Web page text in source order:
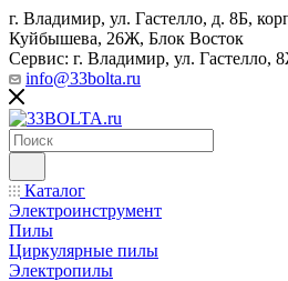
г. Владимир, ул. Гастелло, д. 8Б,
Куйбышева, 26Ж, Блок Восток
Сервис: г. Владимир, ул. Гастелло,
info@33bolta.ru
Каталог
Электроинструмент
Пилы
Циркулярные пилы
Электропилы